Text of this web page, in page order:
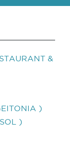
&
)
)